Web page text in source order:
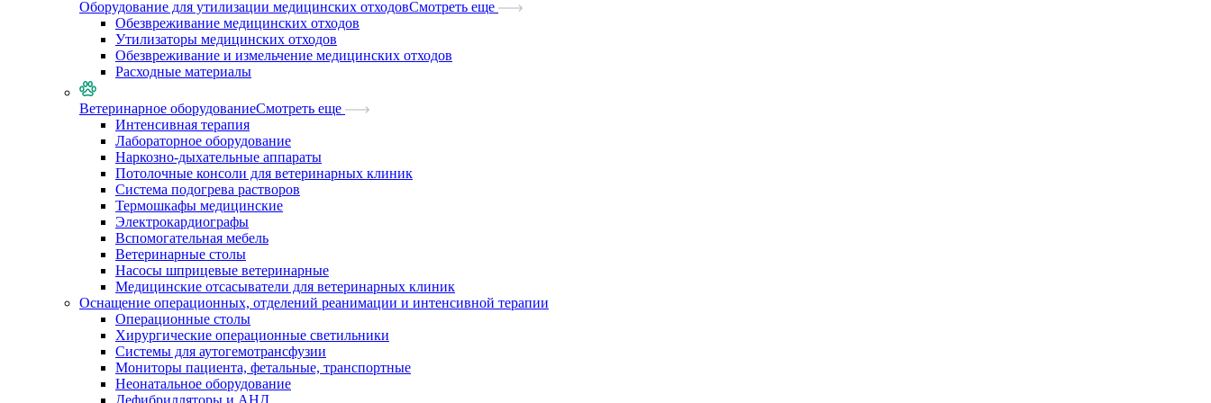
Оборудование для утилизации медицинских отходовСмотреть еще
Обезвреживание медицинских отходов
Утилизаторы медицинских отходов
Обезвреживание и измельчение медицинских отходов
Расходные материалы
Ветеринарное оборудованиеСмотреть еще
Интенсивная терапия
Лабораторное оборудование
Наркозно-дыхательные аппараты
Потолочные консоли для ветеринарных клиник
Система подогрева растворов
Термошкафы медицинские
Электрокардиографы
Вспомогательная мебель
Ветеринарные столы
Насосы шприцевые ветеринарные
Медицинские отсасыватели для ветеринарных клиник
Оснащение операционных, отделений реанимации и интенсивной терапии
Операционные столы
Хирургические операционные светильники
Системы для аутогемотрансфузии
Мониторы пациента, фетальные, транспортные
Неонатальное оборудование
Дефибрилляторы и АНД